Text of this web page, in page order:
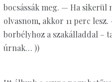
bocsássák meg. — Ha sikerül
olvasnom, akkor 11 perc
borbélyhoz a szakálladdal –
úrnak… ))